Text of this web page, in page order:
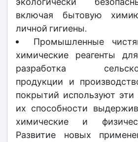
включая бытовую
личной гигиены.
Промышленные
химические реагенты
разработка
продукции и
покрытий используют
их способности
химические и
Развитие новых